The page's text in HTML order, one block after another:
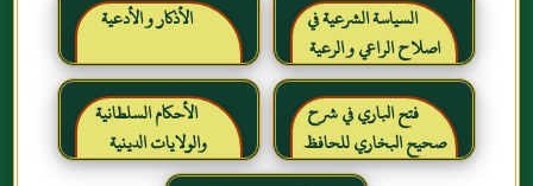
السياسة الشرعية في
اصلاح الراعي و الرعية
الأذكار و الأدعية
فتح الباري في شرح
صحيح البخاري للحافظ
ابن حجر العسقلاني
الأحكام السلطانية
والولايات الدينية